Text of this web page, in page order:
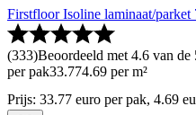
Firstfloor Isoline laminaat/parket
(333)Beoordeeld met 4.6 van
per pak33.774.69 per m²
Prijs: 33.77 euro per pak, 4.69